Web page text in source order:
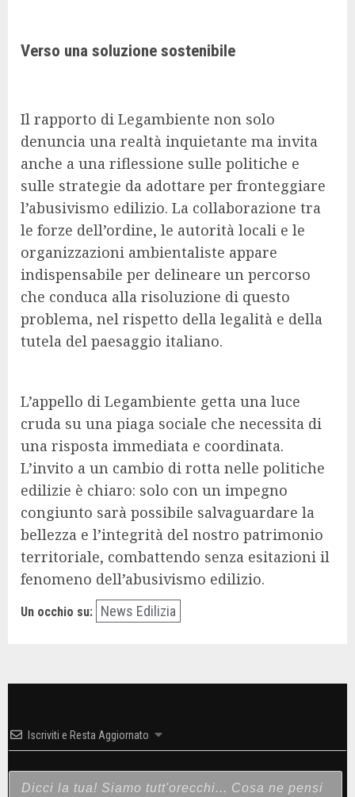
Verso una soluzione sostenibile
Il rapporto di Legambiente non solo
denuncia una realtà inquietante ma invita
anche a una riflessione sulle politiche e
sulle strategie da adottare per fronteggiare
l’abusivismo edilizio. La collaborazione tra
le forze dell’ordine, le autorità locali e le
organizzazioni ambientaliste appare
indispensabile per delineare un percorso
che conduca alla risoluzione di questo
problema, nel rispetto della legalità e della
tutela del paesaggio italiano.
L’appello di Legambiente getta una luce
cruda su una piaga sociale che necessita di
una risposta immediata e coordinata.
L’invito a un cambio di rotta nelle politiche
edilizie è chiaro: solo con un impegno
congiunto sarà possibile salvaguardare la
bellezza e l’integrità del nostro patrimonio
territoriale, combattendo senza esitazioni il
fenomeno dell’abusivismo edilizio.
Un occhio su: News Edilizia
Iscriviti e Resta Aggiornato